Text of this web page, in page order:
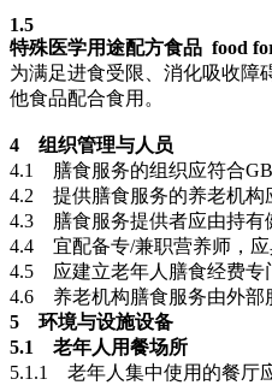
1.5
特殊医学用途配方食品 food
为满足进食受限、消化吸收障
他食品配合食用。
4 组织管理与人员
4.1 膳食服务的组织应符合
4.2 提供膳食服务的养老机构
4.3 膳食服务提供者应由持有
4.4 宜配备专/兼职营养师，
4.5 应建立老年人膳食经费专
4.6 养老机构膳食服务由外部
5 环境与设施设备
5.1 老年人用餐场所
5.1.1 老年人集中使用的餐厅